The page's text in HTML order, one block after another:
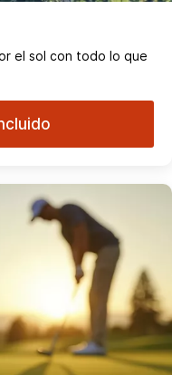
el sol con todo lo que